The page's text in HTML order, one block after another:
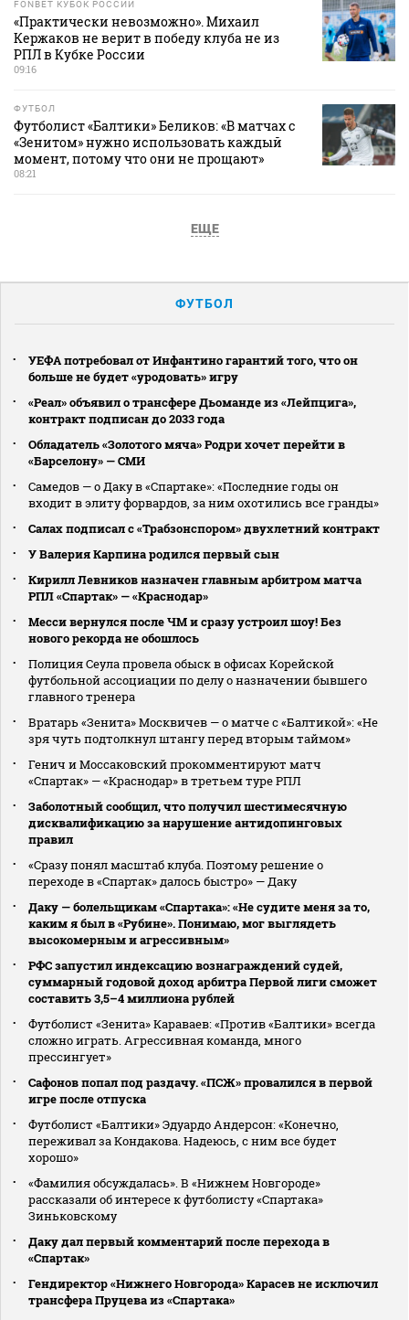
FONBET КУБОК РОССИИ
«Практически невозможно». Михаил
Кержаков не верит в победу клуба не из
РПЛ в Кубке России
09:16
ФУТБОЛ
Футболист «Балтики» Беликов: «В матчах с
«Зенитом» нужно использовать каждый
момент, потому что они не прощают»
08:21
ЕЩЕ
ФУТБОЛ
УЕФА потребовал от Инфантино гарантий того, что он
больше не будет «уродовать» игру
«Реал» объявил о трансфере Дьоманде из «Лейпцига»,
контракт подписан до 2033 года
Обладатель «Золотого мяча» Родри хочет перейти в
«Барселону» — СМИ
Самедов — о Даку в «Спартаке»: «Последние годы он
входит в элиту форвардов, за ним охотились все гранды»
Салах подписал с «Трабзонспором» двухлетний контракт
У Валерия Карпина родился первый сын
Кирилл Левников назначен главным арбитром матча
РПЛ «Спартак» — «Краснодар»
Месси вернулся после ЧМ и сразу устроил шоу! Без
нового рекорда не обошлось
Полиция Сеула провела обыск в офисах Корейской
футбольной ассоциации по делу о назначении бывшего
главного тренера
Вратарь «Зенита» Москвичев — о матче с «Балтикой»: «Не
зря чуть подтолкнул штангу перед вторым таймом»
Генич и Моссаковский прокомментируют матч
«Спартак» — «Краснодар» в третьем туре РПЛ
Заболотный сообщил, что получил шестимесячную
дисквалификацию за нарушение антидопинговых
правил
«Сразу понял масштаб клуба. Поэтому решение о
переходе в «Спартак» далось быстро» — Даку
Даку — болельщикам «Спартака»: «Не судите меня за то,
каким я был в «Рубине». Понимаю, мог выглядеть
высокомерным и агрессивным»
РФС запустил индексацию вознаграждений судей,
суммарный годовой доход арбитра Первой лиги сможет
составить 3,5–4 миллиона рублей
Футболист «Зенита» Караваев: «Против «Балтики» всегда
сложно играть. Агрессивная команда, много
прессингует»
Сафонов попал под раздачу. «ПСЖ» провалился в первой
игре после отпуска
Футболист «Балтики» Эдуардо Андерсон: «Конечно,
переживал за Кондакова. Надеюсь, с ним все будет
хорошо»
«Фамилия обсуждалась». В «Нижнем Новгороде»
рассказали об интересе к футболисту «Спартака»
Зиньковскому
Даку дал первый комментарий после перехода в
«Спартак»
Гендиректор «Нижнего Новгорода» Карасев не исключил
трансфера Пруцева из «Спартака»